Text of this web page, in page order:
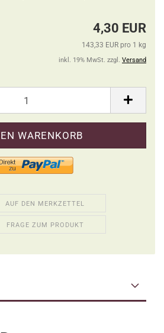
4,30 EUR
143,33 EUR pro 1 kg
inkl. 19% MwSt. zzgl. Versand
AUF DEN MERKZETTEL
FRAGE ZUM PRODUKT